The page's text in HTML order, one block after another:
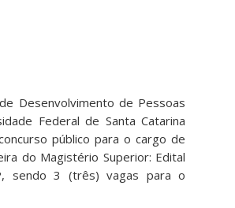
Desenvolvimento de Pessoas
Federal de Santa Catarina
público para o cargo de
do Magistério Superior: Edital
sendo 3 (três) vagas para o